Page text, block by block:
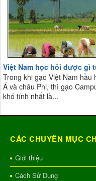
Việt Nam học hỏi được gì
Trong khi gạo Việt Nam
Á và châu Phi, thì gạo
khó tính nhất là...
CÁC CHUYÊN MỤC
Giới thiệu
Cách Sử Dụng